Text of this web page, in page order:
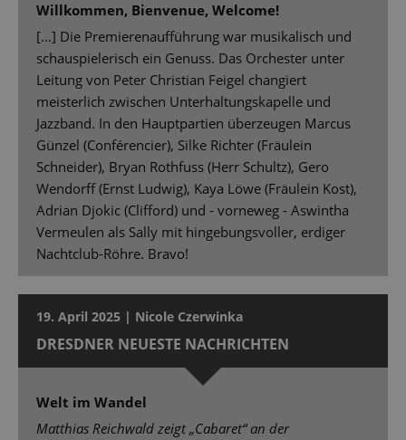
Willkommen, Bienvenue, Welcome!
[...] Die Premierenaufführung war musikalisch und
schauspielerisch ein Genuss. Das Orchester unter
Leitung von Peter Christian Feigel changiert
meisterlich zwischen Unterhaltungskapelle und
Jazzband. In den Hauptpartien überzeugen Marcus
Günzel (Conférencier), Silke Richter (Fräulein
Schneider), Bryan Rothfuss (Herr Schultz), Gero
Wendorff (Ernst Ludwig), Kaya Löwe (Fräulein Kost),
Adrian Djokic (Clifford) und - vorneweg - Aswintha
Vermeulen als Sally mit hingebungsvoller, erdiger
Nachtclub-Röhre. Bravo!
19. April 2025 | Nicole Czerwinka
DRESDNER NEUESTE NACHRICHTEN
Welt im Wandel
Matthias Reichwald zeigt „Cabaret“ an der